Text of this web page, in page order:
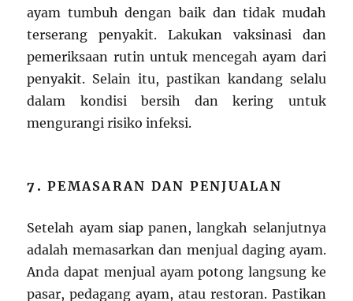
ayam tumbuh dengan baik dan tidak mudah
terserang penyakit. Lakukan vaksinasi dan
pemeriksaan rutin untuk mencegah ayam dari
penyakit. Selain itu, pastikan kandang selalu
dalam kondisi bersih dan kering untuk
mengurangi risiko infeksi.
7.PEMASARAN DAN PENJUALAN
Setelah ayam siap panen, langkah selanjutnya
adalah memasarkan dan menjual daging ayam.
Anda dapat menjual ayam potong langsung ke
pasar, pedagang ayam, atau restoran. Pastikan